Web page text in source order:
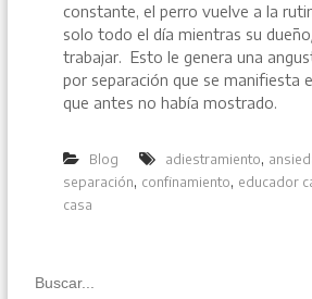
constante, el perro vuelve a la
solo todo el día mientras su
trabajar. Esto le genera una
por separación que se manifiesta
que antes no había mostrado.
Blog adiestramiento,
separación, confinamiento, educador
casa
B